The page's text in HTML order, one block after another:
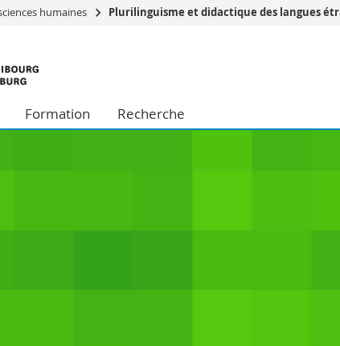
Sciences économiques et sociales et management
Lettres et sciences humaines
humaines Plurilinguisme et didactique des langues
Formation Recherche